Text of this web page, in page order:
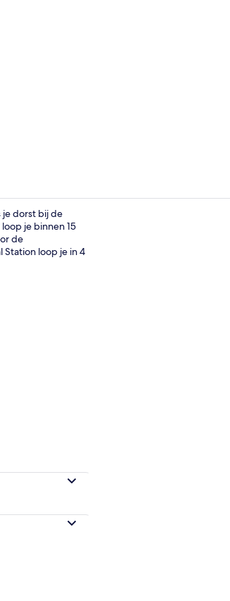
Restaurant
je dorst bij de
je binnen 15
de
Station loop je in 4